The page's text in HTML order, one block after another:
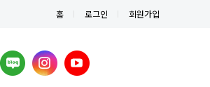
홈 로그인 회원가입